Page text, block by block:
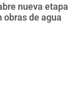
nueva etapa
obras de agua